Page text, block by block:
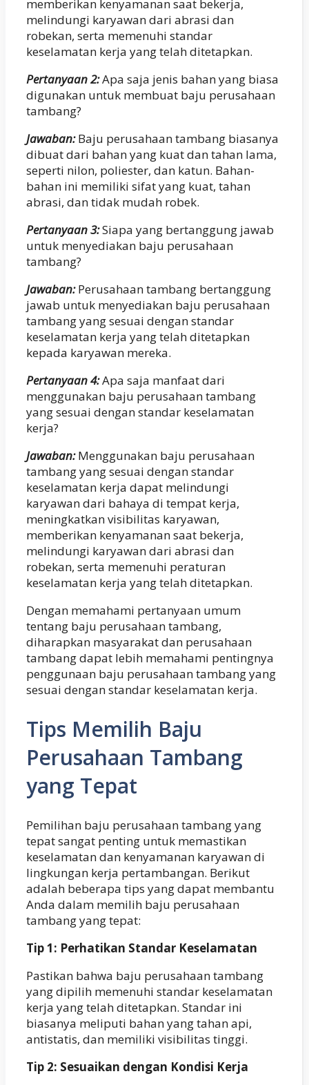
memberikan kenyamanan saat bekerja,
melindungi karyawan dari abrasi dan
robekan, serta memenuhi standar
keselamatan kerja yang telah ditetapkan.
Pertanyaan 2:Apa saja jenis bahan yang biasa
digunakan untuk membuat baju perusahaan
tambang?
Jawaban:Baju perusahaan tambang biasanya
dibuat dari bahan yang kuat dan tahan lama,
seperti nilon, poliester, dan katun. Bahan-
bahan ini memiliki sifat yang kuat, tahan
abrasi, dan tidak mudah robek.
Pertanyaan 3:Siapa yang bertanggung jawab
untuk menyediakan baju perusahaan
tambang?
Jawaban:Perusahaan tambang bertanggung
jawab untuk menyediakan baju perusahaan
tambang yang sesuai dengan standar
keselamatan kerja yang telah ditetapkan
kepada karyawan mereka.
Pertanyaan 4:Apa saja manfaat dari
menggunakan baju perusahaan tambang
yang sesuai dengan standar keselamatan
kerja?
Jawaban:Menggunakan baju perusahaan
tambang yang sesuai dengan standar
keselamatan kerja dapat melindungi
karyawan dari bahaya di tempat kerja,
meningkatkan visibilitas karyawan,
memberikan kenyamanan saat bekerja,
melindungi karyawan dari abrasi dan
robekan, serta memenuhi peraturan
keselamatan kerja yang telah ditetapkan.
Dengan memahami pertanyaan umum
tentang baju perusahaan tambang,
diharapkan masyarakat dan perusahaan
tambang dapat lebih memahami pentingnya
penggunaan baju perusahaan tambang yang
sesuai dengan standar keselamatan kerja.
Tips Memilih Baju
Perusahaan Tambang
yang Tepat
Pemilihan baju perusahaan tambang yang
tepat sangat penting untuk memastikan
keselamatan dan kenyamanan karyawan di
lingkungan kerja pertambangan. Berikut
adalah beberapa tips yang dapat membantu
Anda dalam memilih baju perusahaan
tambang yang tepat:
Tip 1: Perhatikan Standar Keselamatan
Pastikan bahwa baju perusahaan tambang
yang dipilih memenuhi standar keselamatan
kerja yang telah ditetapkan. Standar ini
biasanya meliputi bahan yang tahan api,
antistatis, dan memiliki visibilitas tinggi.
Tip 2: Sesuaikan dengan Kondisi Kerja